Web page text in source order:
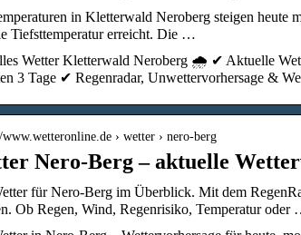
in Kletterwald Neroberg steigen heute
Tiefsttemperatur erreicht. Die …
Wetter Kletterwald Neroberg 🌧️ ✔ Aktuelle
3 Tage ✔ Regenradar, Unwettervorhersage &
› wetter › nero-berg
Nero-Berg – aktuelle
für Nero-Berg im Überblick. Mit dem
Ob Regen, Wind, Regenrisiko, Temperatur oder